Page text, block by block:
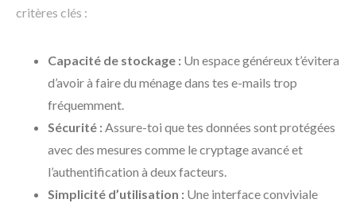
critères clés :
Capacité de stockage : Un espace généreux t’évitera
d’avoir à faire du ménage dans tes e-mails trop
fréquemment.
Sécurité : Assure-toi que tes données sont protégées
avec des mesures comme le cryptage avancé et
l’authentification à deux facteurs.
Simplicité d’utilisation : Une interface conviviale